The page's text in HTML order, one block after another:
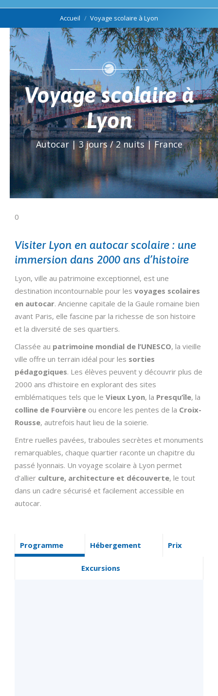
Vous êtes ici :
Accueil Voyage scolaire à Lyon
Voyage scolaire à
Lyon
Autocar | 3 jours / 2 nuits | France
0
Visiter Lyon en autocar scolaire : une
immersion dans 2000 ans d’histoire
Lyon, ville au patrimoine exceptionnel, est une
destination incontournable pour les voyages scolaires
en autocar. Ancienne capitale de la Gaule romaine bien
avant Paris, elle fascine par la richesse de son histoire
et la diversité de ses quartiers.
Classée au patrimoine mondial de l’UNESCO, la vieille
ville offre un terrain idéal pour les sorties
pédagogiques. Les élèves peuvent y découvrir plus de
2000 ans d’histoire en explorant des sites
emblématiques tels que le Vieux Lyon, la Presqu’île, la
colline de Fourvière ou encore les pentes de la Croix-
Rousse, autrefois haut lieu de la soierie.
Entre ruelles pavées, traboules secrètes et monuments
remarquables, chaque quartier raconte un chapitre du
passé lyonnais. Un voyage scolaire à Lyon permet
d’allier culture, architecture et découverte, le tout
dans un cadre sécurisé et facilement accessible en
autocar.
Programme Hébergement Prix
Excursions